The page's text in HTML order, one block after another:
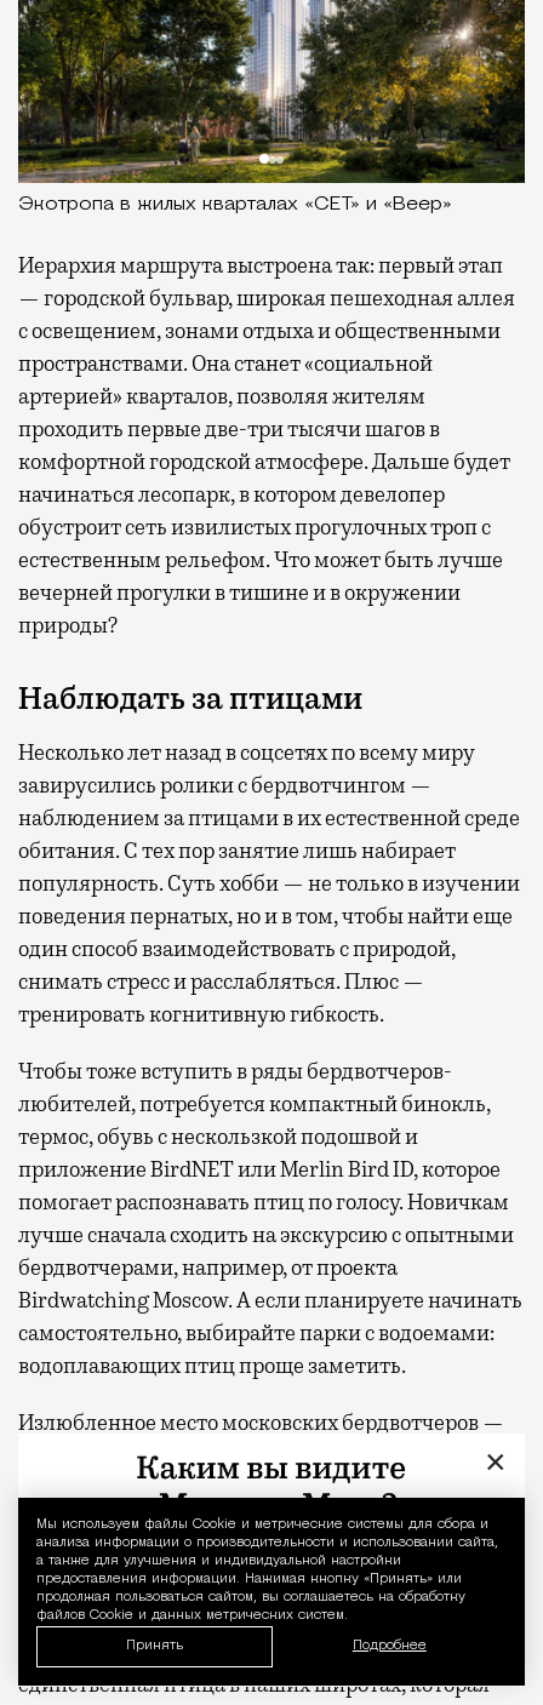
Уведомление
Мы используем файлы Сookie и метрические системы для сбора и
анализа информации о производительности и использовании сайта,
а также для улучшения и индивидуальной настройки
предоставления информации. Нажимая кнопку «Принять» или
продолжая пользоваться сайтом, вы соглашаетесь на обработку
файлов Cookie и данных метрических систем.
Принять Подробнее
Экотропа в жилых кварталах «СЕТ» и «Веер»
Иерархия маршрута выстроена так: первый этап
— городской бульвар, широкая пешеходная аллея
с освещением, зонами отдыха и общественными
пространствами. Она станет «социальной
артерией» кварталов, позволяя жителям
проходить первые две-три тысячи шагов в
комфортной городской атмосфере. Дальше будет
начинаться лесопарк, в котором девелопер
обустроит сеть извилистых прогулочных троп с
естественным рельефом. Что может быть лучше
вечерней прогулки в тишине и в окружении
природы?
Наблюдать за птицами
Несколько лет назад в соцсетях по всему миру
завирусились ролики с бердвотчингом —
наблюдением за птицами в их естественной среде
обитания. С тех пор занятие лишь набирает
популярность. Суть хобби — не только в изучении
поведения пернатых, но и в том, чтобы найти еще
один способ взаимодействовать с природой,
снимать стресс и расслабляться. Плюс —
тренировать когнитивную гибкость.
Чтобы тоже вступить в ряды бердвотчеров-
любителей, потребуется компактный бинокль,
термос, обувь с нескользкой подошвой и
приложение BirdNET или Merlin Bird ID, которое
помогает распознавать птиц по голосу. Новичкам
лучше сначала сходить на экскурсию с опытными
бердвотчерами, например, от проекта
Birdwatching Moscow. А если планируете начинать
самостоятельно, выбирайте парки с водоемами:
водоплавающих птиц проще заметить.
Излюбленное место московских бердвотчеров —
Главный ботанический сад, где можно встретить
десятки видов птиц: от мухоловок и дроздов до
краснокнижных ястреба-перепелятника и
ястреба-тетеревятника. А в «Покровском-
Стрешнево», где обитает 80 видов птиц, живут
сокол пустельга, хохлатая чернеть (нырковая утка
с эффектным хохолком) и поползень —
единственная птица в наших широтах, которая
×